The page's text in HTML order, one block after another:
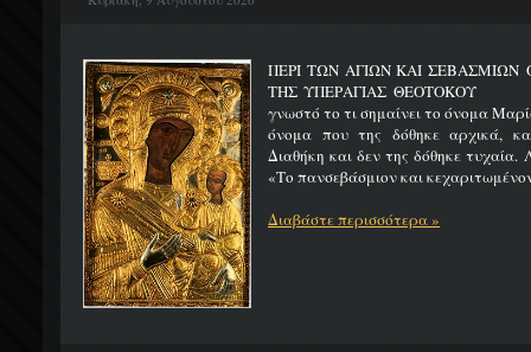
ΠΕΡΙ ΤΩΝ ΑΓΙΩΝ ΚΑΙ
ΤΗΣ ΥΠΕΡΑΓΙΑΣ ΘΕΟΤΟΚΟΥ
γνωστό το τι σημαίνει το όνομα
όνομα που της δόθηκε αρχικά,
Διαθήκη και δεν της δόθηκε τυχαία.
«Το πανσεβάσμιον και
Διαβάστε περισσότερα »